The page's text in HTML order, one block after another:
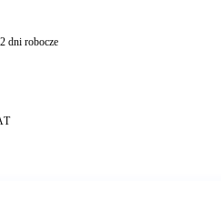
dni robocze